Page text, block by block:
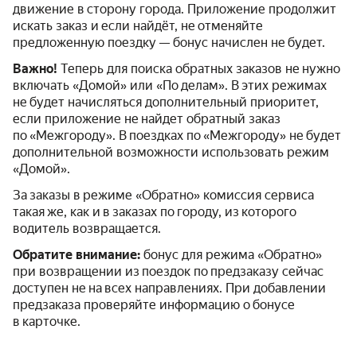
движение в сторону города. Приложение продолжит
искать заказ и если найдёт, не отменяйте
предложенную поездку — бонус начислен не будет.
Важно! Теперь для поиска обратных заказов не нужно
включать «Домой» или «По делам». В этих режимах
не будет начисляться дополнительный приоритет,
если приложение не найдет обратный заказ
по «Межгороду». В поездках по «Межгороду» не будет
дополнительной возможности использовать режим
«Домой».
За заказы в режиме «Обратно» комиссия сервиса
такая же, как и в заказах по городу, из которого
водитель возвращается.
Обратите внимание: бонус для режима «Обратно»
при возвращении из поездок по предзаказу сейчас
доступен не на всех направлениях. При добавлении
предзаказа проверяйте информацию о бонусе
в карточке.